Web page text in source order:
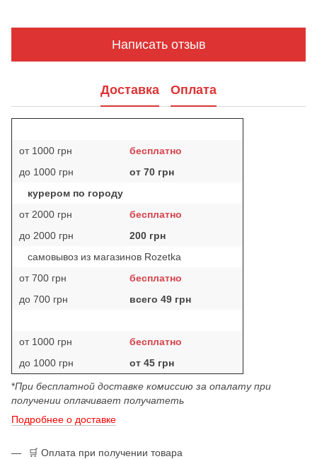
Написать отзыв
Доставка Оплата
от 1000 грн
бесплатно
до 1000 грн
от 70 грн
курером по городу
от 2000 грн
бесплатно
до 2000 грн
200 грн
самовывоз из магазинов Rozetka
от 700 грн
бесплатно
до 700 грн
всего 49 грн
от 1000 грн
бесплатно
до 1000 грн
от 45 грн
*При бесплатной доставке комиссию за опалату при
получении оплачивает получатеть
Подробнее о доставке
🛒 Оплата при получении товара